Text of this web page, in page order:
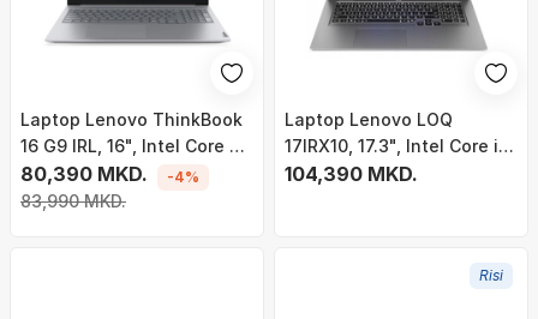
Laptop Lenovo ThinkBook
16 G9 IRL, 16", Intel Core 5
210H, 16GB RAM, 512GB
SSD, Intel UHD Graphics Xe
80,390 MKD.
83,990 MKD.
-4%
Laptop Lenovo LOQ
17IRX10, 17.3", Intel Core i5-
13450HX, 16GB RAM, 512GB
104,390 MKD.
Risi